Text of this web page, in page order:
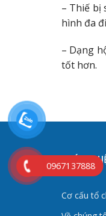
– Thiế bị
hình đa
– Dạng
tốt hơn.
GIỚI
Cơ cấu tổ
0967137888